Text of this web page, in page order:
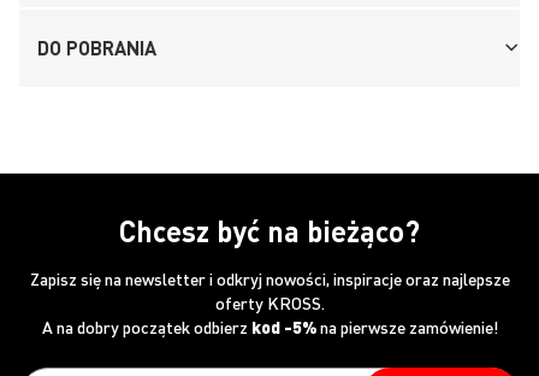
DO POBRANIA
Chcesz być na bieżąco?
Zapisz się na newsletter i odkryj nowości, inspiracje oraz najlepsze
oferty KROSS.
A na dobry początek odbierz kod -5%na pierwsze zamówienie!